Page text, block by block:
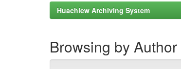
Huachiew Archiving System
Browsing by